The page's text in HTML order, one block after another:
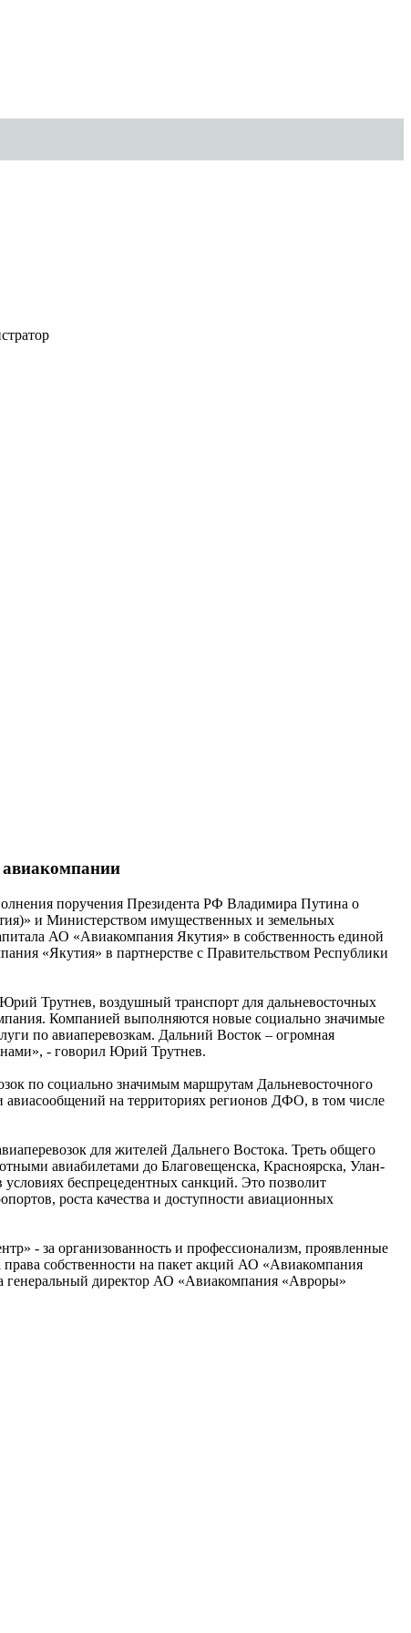
авиакомпании
поручения Президента РФ Владимира Путина о
и Министерством имущественных и земельных
АО «Авиакомпания Якутия» в собственность единой
«Якутия» в партнерстве с Правительством Республики
Трутнев, воздушный транспорт для дальневосточных
Компанией выполняются новые социально значимые
по авиаперевозкам. Дальний Восток – огромная
- говорил Юрий Трутнев.
по социально значимым маршрутам Дальневосточного
авиасообщений на территориях регионов ДФО, в том числе
для жителей Дальнего Востока. Треть общего
авиабилетами до Благовещенска, Красноярска, Улан-
беспрецедентных санкций. Это позволит
роста качества и доступности авиационных
- за организованность и профессионализм, проявленные
собственности на пакет акций АО «Авиакомпания
директор АО «Авиакомпания «Авроры»